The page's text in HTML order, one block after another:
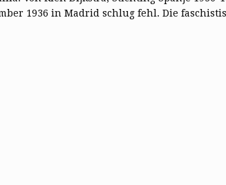
1936 in Madrid schlug fehl. Die